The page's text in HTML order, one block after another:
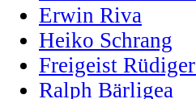
Erwin Riva
Heiko Schrang
Freigeist
Ralph Bärligea